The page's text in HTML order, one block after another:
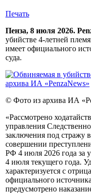
Печать
Пенза, 8 июля 2026.
убийстве 4-летней
имеет официального
суда.
© Фото из архива ИА
«Рассмотрено
управления
заключения под стражу
совершении
РФ 4 июля 2026 года за
4 июля текущего года.
характеризуется с
официального
предусмотрено